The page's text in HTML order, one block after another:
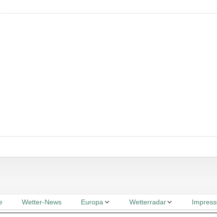
Wetter-News Europa Wetterradar